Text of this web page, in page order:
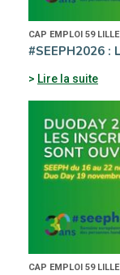
CAP EMPLOI 59
#SEEPH2026 :
Lire la suite
CAP EMPLOI 59